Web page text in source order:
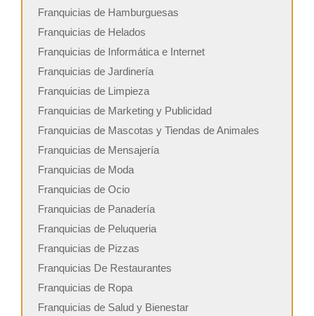
Franquicias de Hamburguesas
Franquicias de Helados
Franquicias de Informática e Internet
Franquicias de Jardinería
Franquicias de Limpieza
Franquicias de Marketing y Publicidad
Franquicias de Mascotas y Tiendas de Animales
Franquicias de Mensajería
Franquicias de Moda
Franquicias de Ocio
Franquicias de Panadería
Franquicias de Peluqueria
Franquicias de Pizzas
Franquicias De Restaurantes
Franquicias de Ropa
Franquicias de Salud y Bienestar